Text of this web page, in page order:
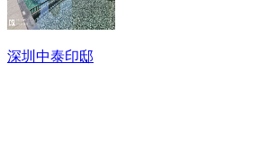
深圳中泰印邸